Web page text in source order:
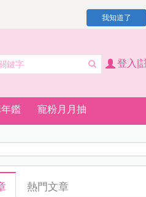
我知道了
登入|
鑑 寵粉月月抽
熱門文章